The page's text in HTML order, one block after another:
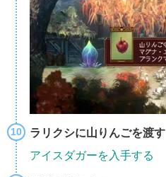
ラリクシに山りんごを渡す
アイスダガーを入手する